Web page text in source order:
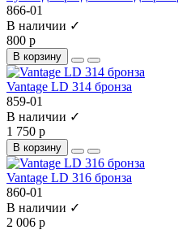
866-01
В наличии ✓
800 р
В корзину
Vantage LD 314 бронза
859-01
В наличии ✓
1 750 р
В корзину
Vantage LD 316 бронза
860-01
В наличии ✓
2 006 р